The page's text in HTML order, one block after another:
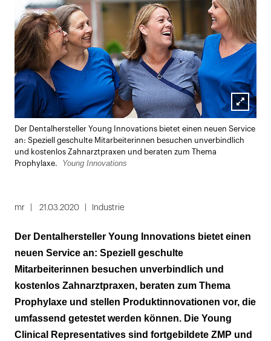
Lightbox
öffnen
Der Dentalhersteller Young Innovations bietet einen neuen Service
an: Speziell geschulte Mitarbeiterinnen besuchen unverbindlich
und kostenlos Zahnarztpraxen und beraten zum Thema
Prophylaxe.
Young Innovations
mr 21.03.2020 Industrie
Der Dentalhersteller Young Innovations bietet einen
neuen Service an: Speziell geschulte
Mitarbeiterinnen besuchen unverbindlich und
kostenlos Zahnarztpraxen, beraten zum Thema
Prophylaxe und stellen Produktinnovationen vor, die
umfassend getestet werden können. Die Young
Clinical Representatives sind fortgebildete ZMP und